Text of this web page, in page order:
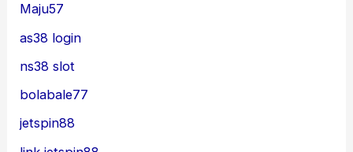
Maju57
as38 login
ns38 slot
bolabale77
jetspin88